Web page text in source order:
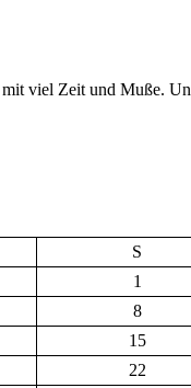
viel Zeit und Muße.
S
1
8
15
22